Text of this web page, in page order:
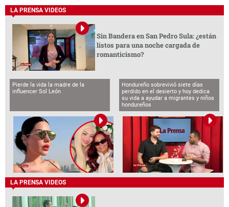
LA PRENSA VIDEOS
Sin Bandera en San Pedro Sula: ¿están
listos para una noche cargada de
romanticismo?
Pierde la vida la madre de la
influencer Sol León
Hondureño sobrevivió siete días
perdido en el desierto y hoy dedica
su vida a ayudar a migrantes y niños
hondureños
LA PRENSA VIDEOS